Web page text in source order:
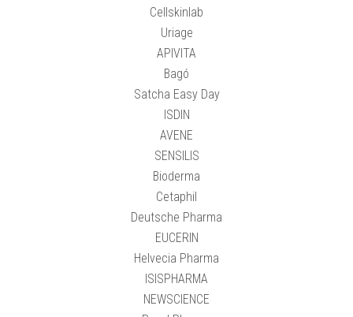
Cellskinlab
Uriage
APIVITA
Bagó
Satcha Easy Day
ISDIN
AVENE
SENSILIS
Bioderma
Cetaphil
Deutsche Pharma
EUCERIN
Helvecia Pharma
ISISPHARMA
NEWSCIENCE